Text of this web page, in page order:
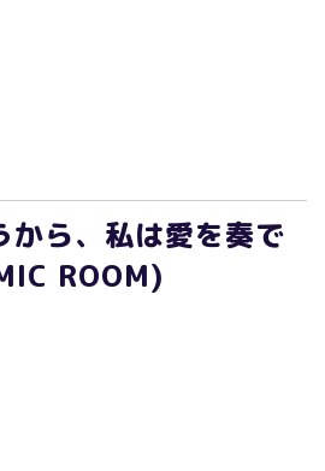
から、私は愛を奏で
ROOM)